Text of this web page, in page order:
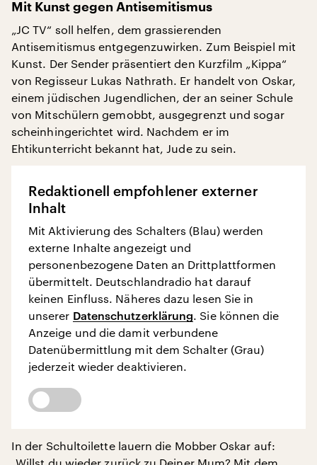
Mit Kunst gegen Antisemitismus
„JC TV“ soll helfen, dem grassierenden
Antisemitismus entgegenzuwirken. Zum Beispiel mit
Kunst. Der Sender präsentiert den Kurzfilm „Kippa“
von Regisseur Lukas Nathrath. Er handelt von Oskar,
einem jüdischen Jugendlichen, der an seiner Schule
von Mitschülern gemobbt, ausgegrenzt und sogar
scheinhingerichtet wird. Nachdem er im
Ehtikunterricht bekannt hat, Jude zu sein.
Redaktionell empfohlener externer
Inhalt
Mit Aktivierung des Schalters (Blau) werden
externe Inhalte angezeigt und
personenbezogene Daten an Drittplattformen
übermittelt. Deutschlandradio hat darauf
keinen Einfluss. Näheres dazu lesen Sie in
unserer Datenschutzerklärung. Sie können die
Anzeige und die damit verbundene
Datenübermittlung mit dem Schalter (Grau)
jederzeit wieder deaktivieren.
In der Schultoilette lauern die Mobber Oskar auf: